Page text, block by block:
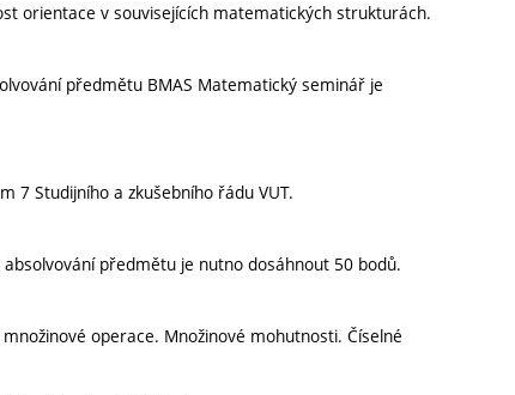
orientace v souvisejících matematických strukturách.
předmětu BMAS Matematický seminář je
7 Studijního a zkušebního řádu VUT.
předmětu je nutno dosáhnout 50 bodů.
operace. Množinové mohutnosti. Číselné